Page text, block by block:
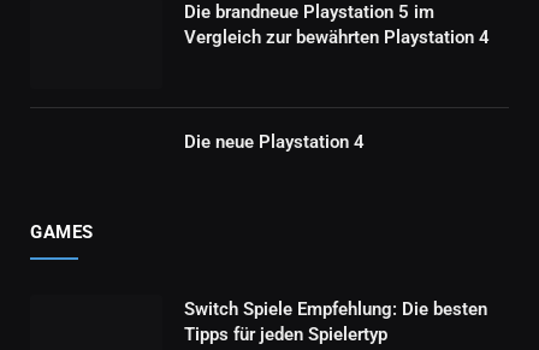
Die brandneue Playstation 5 im
Vergleich zur bewährten Playstation 4
Die neue Playstation 4
GAMES
Switch Spiele Empfehlung: Die besten
Tipps für jeden Spielertyp